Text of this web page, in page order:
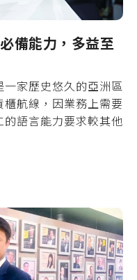
備能力，多益至
家歷史悠久的亞洲區
航線，因業務上需要
語言能力要求較其他